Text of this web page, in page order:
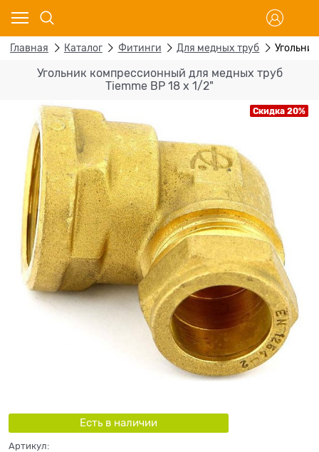
Главная Каталог Фитинги Для медных труб
Угольник компрессионный для медных труб
Tiemme ВР 18 х 1/2"
Скидка 20%
Есть в наличии
Артикул: